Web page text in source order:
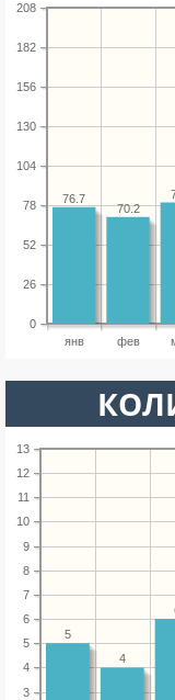
янв фев
0
26
52
78
104
130
156
182
208
70.2
76.7
3
4
5
6
7
8
9
10
11
12
13
4
5